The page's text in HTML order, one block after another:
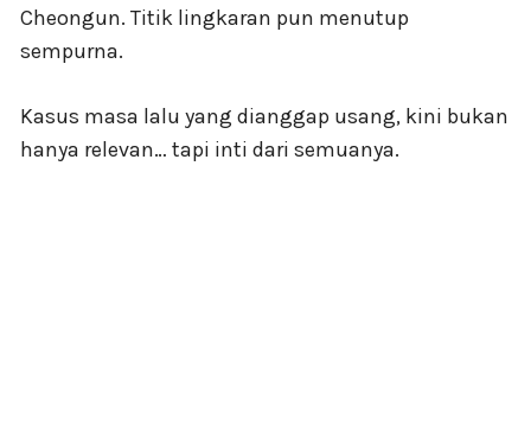
Cheongun. Titik lingkaran pun menutup
sempurna.
Kasus masa lalu yang dianggap usang, kini bukan
hanya relevan… tapi inti dari semuanya.